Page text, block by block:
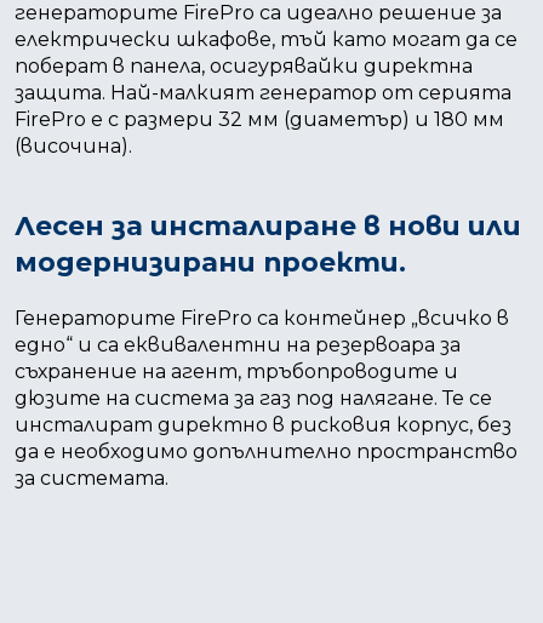
генераторите FirePro са идеално решение за
електрически шкафове, тъй като могат да се
поберат в панела, осигурявайки директна
защита. Най-малкият генератор от серията
FirePro е с размери 32 мм (диаметър) и 180 мм
(височина).
Лесен за инсталиране в нови или
модернизирани проекти.
Генераторите FirePro са контейнер „всичко в
едно“ и са еквивалентни на резервоара за
съхранение на агент, тръбопроводите и
дюзите на система за газ под налягане. Те се
инсталират директно в рисковия корпус, без
да е необходимо допълнително пространство
за системата.